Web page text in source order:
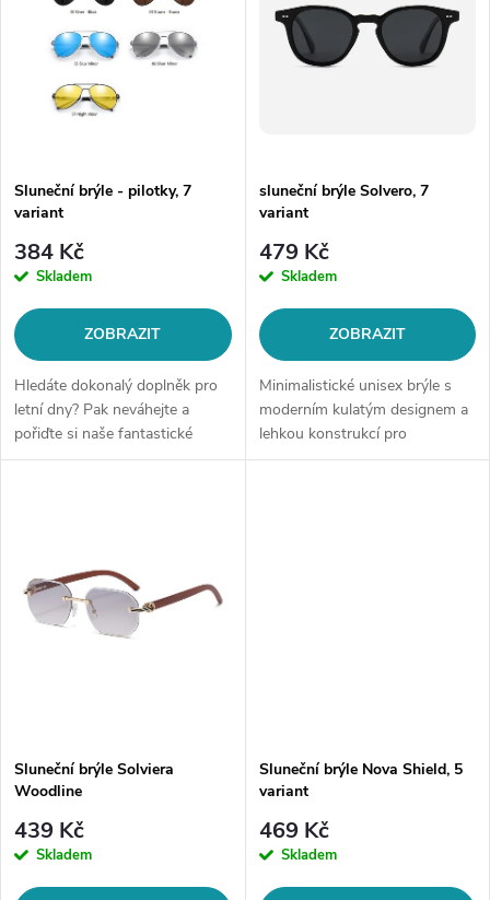
r
o
d
u
k
p
r
o
d
u
k
ů
Sluneční brýle - pilotky, 7
variant
384 Kč
Skladem
ZOBRAZIT
Hledáte dokonalý doplněk pro
letní dny? Pak neváhejte a
pořiďte si naše fantastické
sluneční brýle! Tyto brýle
sluneční brýle Solvero, 7
variant
479 Kč
Skladem
ZOBRAZIT
Minimalistické unisex brýle s
moderním kulatým designem a
lehkou konstrukcí pro
každodenní nošení.
Sluneční brýle Solviera
Woodline
439 Kč
Skladem
Sluneční brýle Nova Shield, 5
variant
469 Kč
Skladem